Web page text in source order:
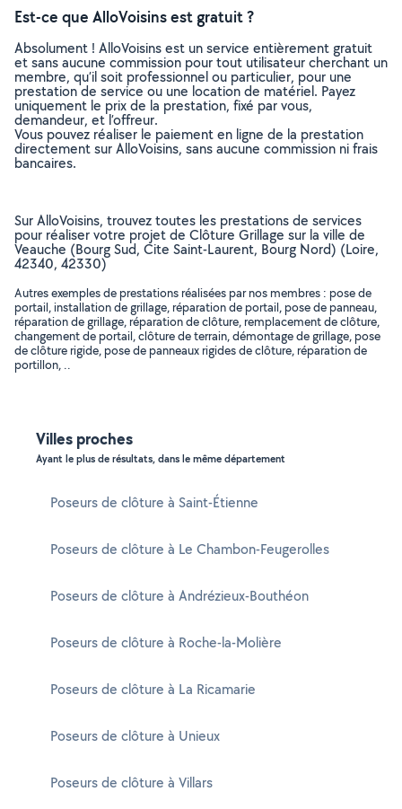
Est-ce que AlloVoisins est gratuit ?
Absolument ! AlloVoisins est un service entièrement gratuit
et sans aucune commission pour tout utilisateur cherchant un
membre, qu’il soit professionnel ou particulier, pour une
prestation de service ou une location de matériel. Payez
uniquement le prix de la prestation, fixé par vous,
demandeur, et l’offreur.
Vous pouvez réaliser le paiement en ligne de la prestation
directement sur AlloVoisins, sans aucune commission ni frais
bancaires.
Sur AlloVoisins, trouvez toutes les prestations de services
pour réaliser votre projet de Clôture Grillage sur la ville de
Veauche (Bourg Sud, Cite Saint-Laurent, Bourg Nord) (Loire,
42340, 42330)
Autres exemples de prestations réalisées par nos membres : pose de
portail, installation de grillage, réparation de portail, pose de panneau,
réparation de grillage, réparation de clôture, remplacement de clôture,
changement de portail, clôture de terrain, démontage de grillage, pose
de clôture rigide, pose de panneaux rigides de clôture, réparation de
portillon, ..
Villes proches
Ayant le plus de résultats, dans le même département
Poseurs de clôture à Saint-Étienne
Poseurs de clôture à Le Chambon-Feugerolles
Poseurs de clôture à Andrézieux-Bouthéon
Poseurs de clôture à Roche-la-Molière
Poseurs de clôture à La Ricamarie
Poseurs de clôture à Unieux
Poseurs de clôture à Villars